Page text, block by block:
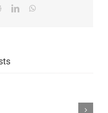
RedditLinkedIn